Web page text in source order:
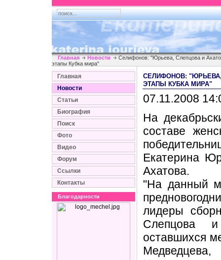
Главная Новости
Селифонов: "Юрьева, Слепцова и
этапы Кубка мира"
Главная
Новости
Статьи
Биография
Поиск
Фото
Видео
Форум
Ссылки
Контакты
Благодарности
СЕЛИФОНОВ:
ЭТАПЫ КУБКА МИРА"
07.11.2008
На
составе
Екатерина
Ахатова.
"На данный
лидеры
Слепцова
оставшихся